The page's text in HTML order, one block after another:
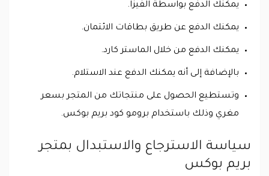
يمكنك الدفع بواسطة الفيزا.
يمكنك الدفع عن طريق بطاقات الائتمان.
يمكنك الدفع من خلال الماستر كارد.
بالإضافة إلى أنه يمكنك الدفع عند الاستلام.
وتستطيع الحصول على منتجاتك من المتجر بسعر
مغري وذلك باستخدام برومو كود بريم بوكس.
سياسة الاسترجاع والاستبدال بمتجر
بريم بوكس